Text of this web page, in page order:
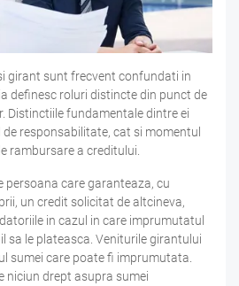
girant sunt frecvent confundati in
definesc roluri distincte din punct de
Distinctiile fundamentale dintre ei
responsabilitate, cat si momentul
rambursare a creditului.
persoana care garanteaza, cu
un credit solicitat de altcineva,
in cazul in care imprumutatul
sa le plateasca. Veniturile girantului
sumei care poate fi imprumutata.
niciun drept asupra sumei